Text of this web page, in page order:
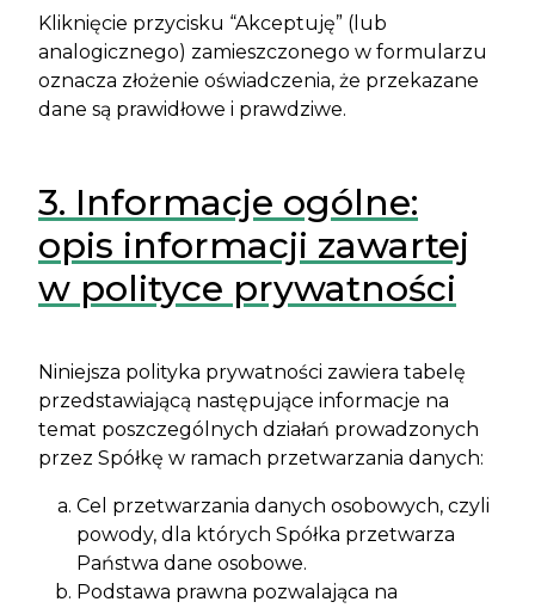
Kliknięcie przycisku “Akceptuję” (lub
analogicznego) zamieszczonego w formularzu
oznacza złożenie oświadczenia, że przekazane
dane są prawidłowe i prawdziwe.
3. Informacje ogólne:
opis informacji zawartej
w polityce prywatności
Niniejsza polityka prywatności zawiera tabelę
przedstawiającą następujące informacje na
temat poszczególnych działań prowadzonych
przez Spółkę w ramach przetwarzania danych:
Cel przetwarzania danych osobowych, czyli
powody, dla których Spółka przetwarza
Państwa dane osobowe.
Podstawa prawna pozwalająca na